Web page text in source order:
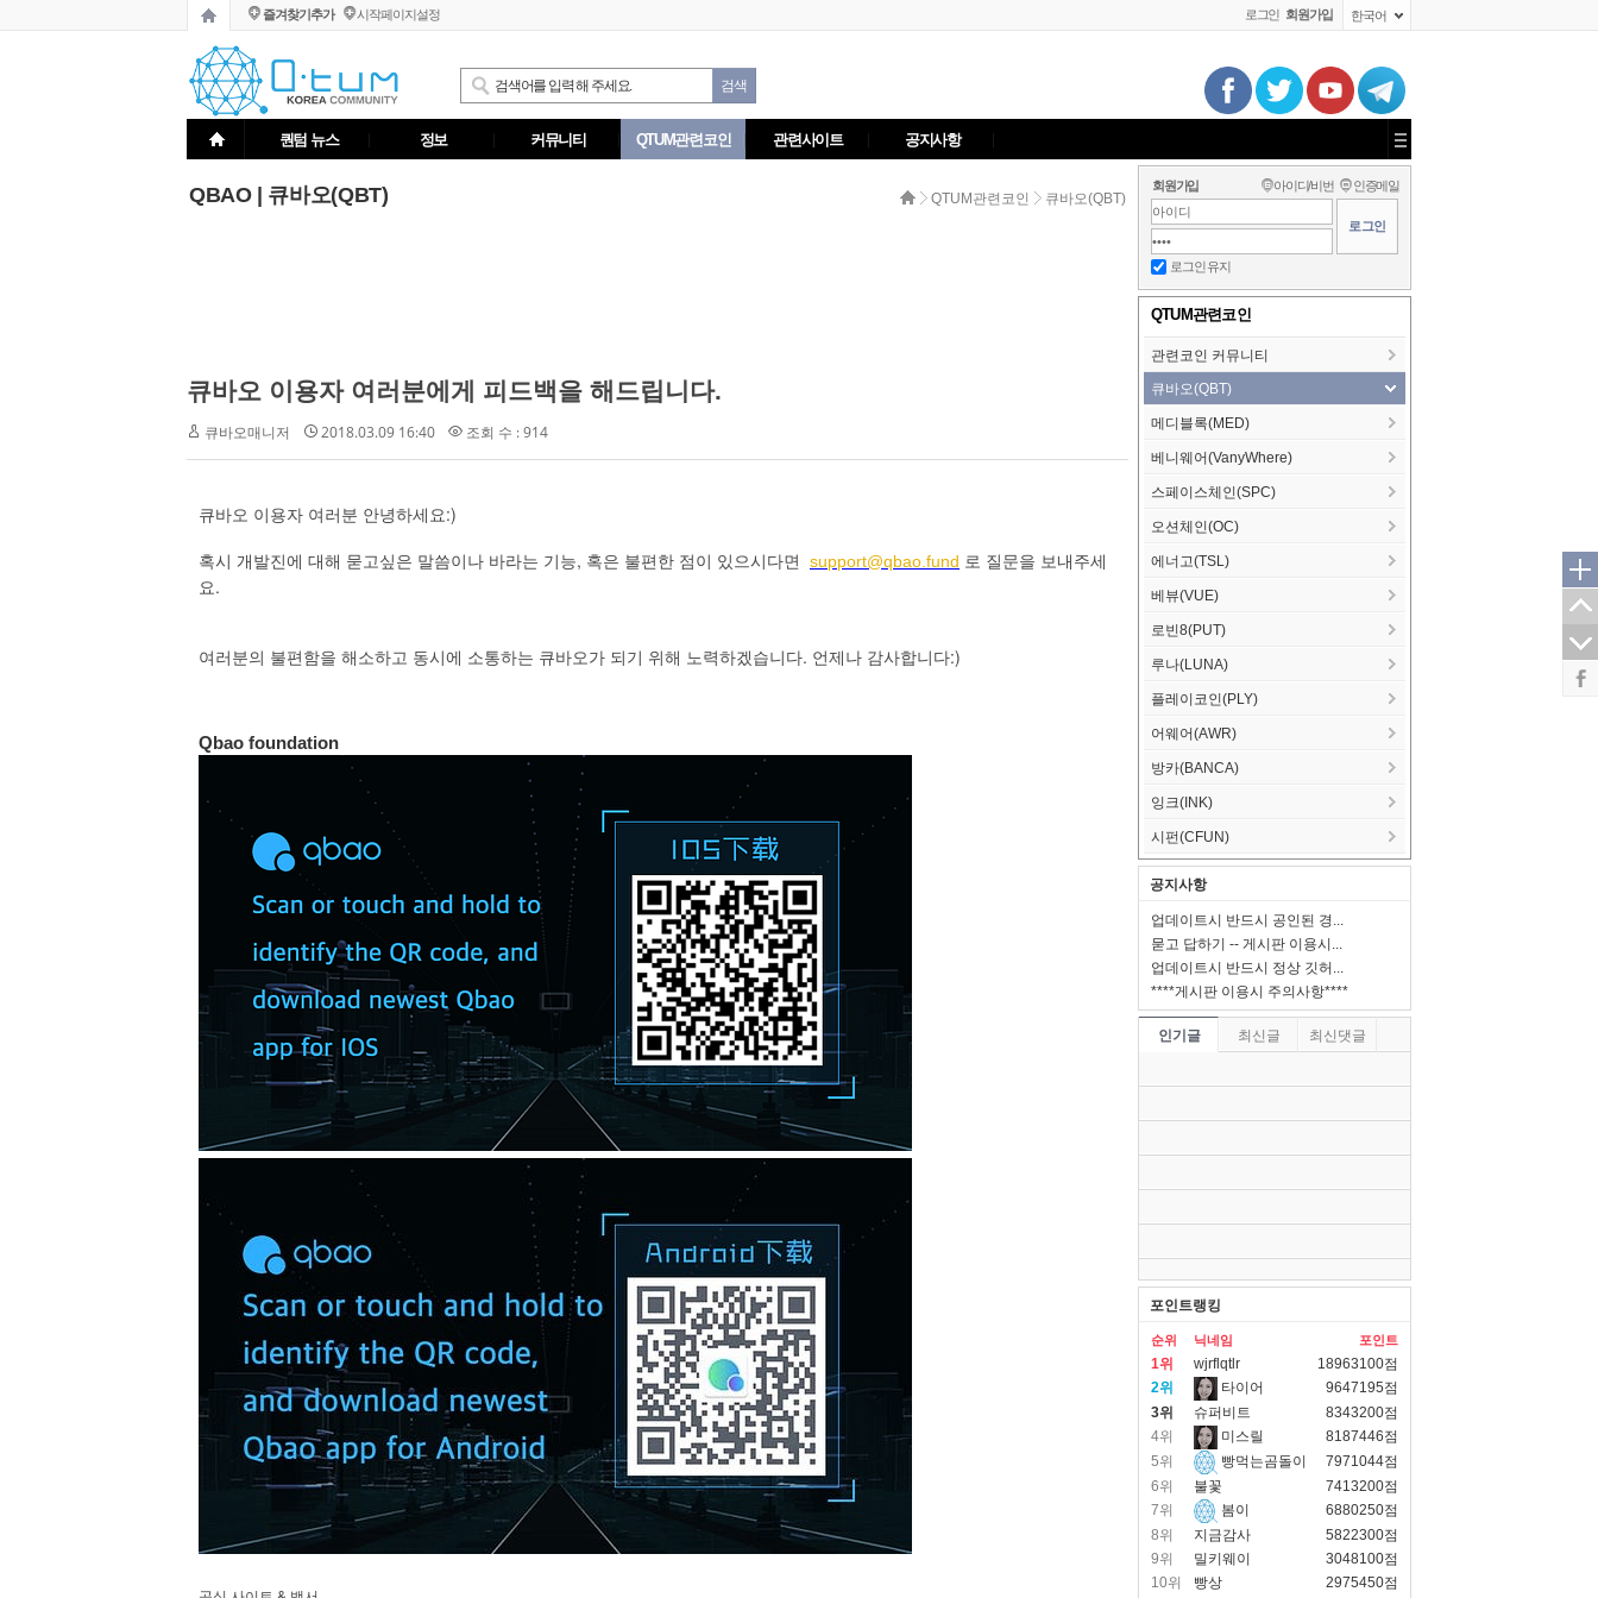
즐겨찾기추가 시작페이지설정 로그인 회원가입 한국어
퀀텀 뉴스 정보 커뮤니티 QTUM관련코인 관련사이트 공지사항
QBAO | 큐바오(QBT) QTUM관련코인 큐바오(QBT)
큐바오 이용자 여러분에게 피드백을 해드립니다.
큐바오매니저 2018.03.09 16:40 조회 수 : 914
큐바오 이용자 여러분 안녕하세요:)
혹시 개발진에 대해 묻고싶은 말씀이나 바라는 기능, 혹은 불편한 점이 있으시다면 support@qbao.fund 로 질문을 보내주세
요.
여러분의 불편함을 해소하고 동시에 소통하는 큐바오가 되기 위해 노력하겠습니다. 언제나 감사합니다:)
Qbao foundation
회원가입 아이디/비번 인증메일
로그인 유지
QTUM관련코인
관련코인 커뮤니티
큐바오(QBT)
메디블록(MED)
베니웨어(VanyWhere)
스페이스체인(SPC)
오션체인(OC)
에너고(TSL)
베뷰(VUE)
로빈8(PUT)
루나(LUNA)
플레이코인(PLY)
어웨어(AWR)
방카(BANCA)
잉크(INK)
시펀(CFUN)
공지사항
업데이트시 반드시 공인된 경...
묻고 답하기 -- 게시판 이용시...
업데이트시 반드시 정상 깃허...
****게시판 이용시 주의사항****
인기글 최신글 최신댓글
포인트랭킹
순위 닉네임 포인트
1위 wjrflqtlr
18963100점
2위
타이어
9647195점
3위
슈퍼비트
8343200점
4위
미스릴
8187446점
5위
빵먹는곰돌이
7971044점
6위
불꽃
7413200점
7위
봄이
6880250점
8위
지금감사
5822300점
9위
밀키웨이
3048100점
10위
빵상 2975450점